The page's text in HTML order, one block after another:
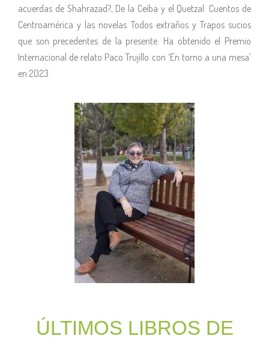
acuerdas de Shahrazad?, De la Ceiba y el Quetzal: Cuentos de
Centroamérica y las novelas Todos extraños y Trapos sucios
que son precedentes de la presente. Ha obtenido el Premio
Internacional de relato Paco Trujillo con ‘En torno a una mesa’
en 2023
ÚLTIMOS LIBROS DE